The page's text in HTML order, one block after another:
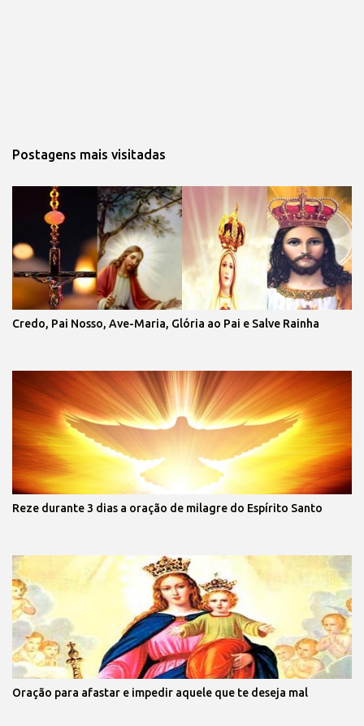
Postagens mais visitadas
Credo, Pai Nosso, Ave-Maria, Glória ao Pai e Salve Rainha
Reze durante 3 dias a oração de milagre do Espírito Santo
Oração para afastar e impedir aquele que te deseja mal